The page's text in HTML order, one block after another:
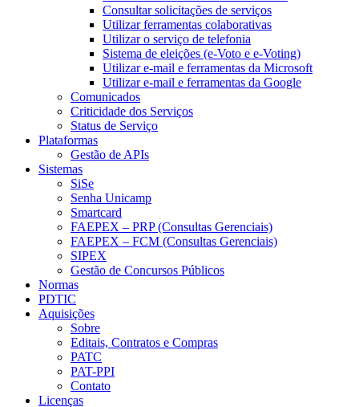
Consultar solicitações de serviços
Utilizar ferramentas colaborativas
Utilizar o serviço de telefonia
Sistema de eleições (e-Voto e e-Voting)
Utilizar e-mail e ferramentas da Microsoft
Utilizar e-mail e ferramentas da Google
Comunicados
Criticidade dos Serviços
Status de Serviço
Plataformas
Gestão de APIs
Sistemas
SiSe
Senha Unicamp
Smartcard
FAEPEX – PRP (Consultas Gerenciais)
FAEPEX – FCM (Consultas Gerenciais)
SIPEX
Gestão de Concursos Públicos
Normas
PDTIC
Aquisições
Sobre
Editais, Contratos e Compras
PATC
PAT-PPI
Contato
Licenças